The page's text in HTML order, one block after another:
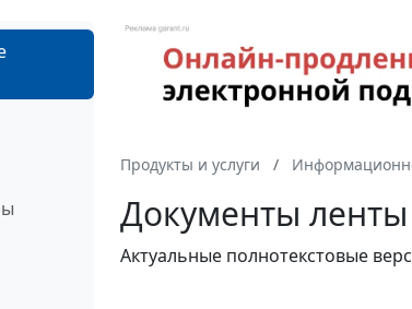
Продукты и услуги
Документы
Актуальные полнотекстовые